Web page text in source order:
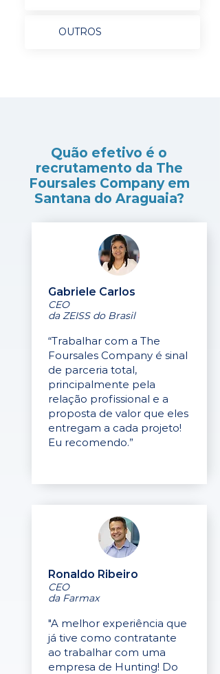
OUTROS
Quão efetivo é o
recrutamento da The
Foursales Company em
Santana do Araguaia?
Gabriele Carlos
CEO
da ZEISS do Brasil
“Trabalhar com a The
Foursales Company é sinal
de parceria total,
principalmente pela
relação profissional e a
proposta de valor que eles
entregam a cada projeto!
Eu recomendo.”
Ronaldo Ribeiro
CEO
da Farmax
"A melhor experiência que
já tive como contratante
ao trabalhar com uma
empresa de Hunting! Do